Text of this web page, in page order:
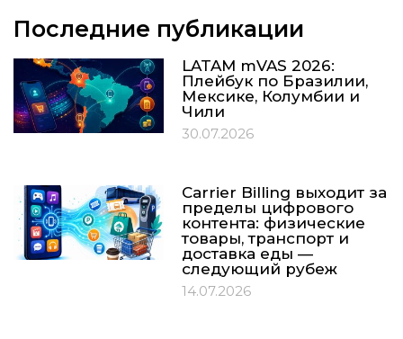
Последние публикации
LATAM mVAS 2026:
Плейбук по Бразилии,
Мексике, Колумбии и
Чили
30.07.2026
Carrier Billing выходит за
пределы цифрового
контента: физические
товары, транспорт и
доставка еды —
следующий рубеж
14.07.2026